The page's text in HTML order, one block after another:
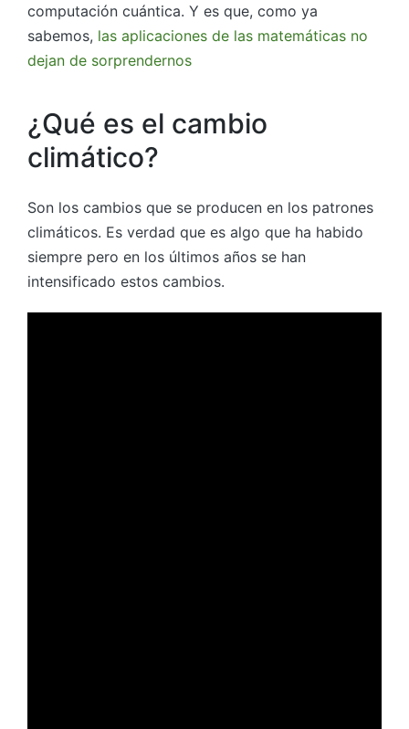
computación cuántica. Y es que, como ya
sabemos, las aplicaciones de las matemáticas no
dejan de sorprendernos
¿Qué es el cambio
climático?
Son los cambios que se producen en los patrones
climáticos. Es verdad que es algo que ha habido
siempre pero en los últimos años se han
intensificado estos cambios.